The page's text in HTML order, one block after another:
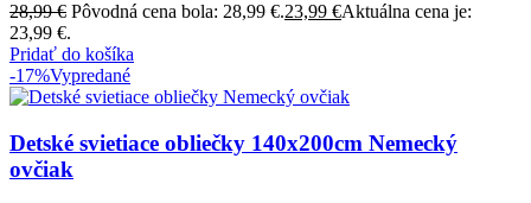
28,99€ Pôvodná cena bola: 28,99 €.23,99 €Aktuálna cena je:
23,99 €.
Pridať do košíka
-17%Vypredané
Detské svietiace obliečky 140x200cm Nemecký
ovčiak